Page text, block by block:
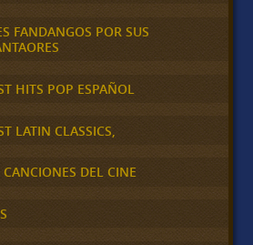
FANDANGOS POR SUS
HITS POP ESPAÑOL
LATIN CLASSICS,
DEL CINE